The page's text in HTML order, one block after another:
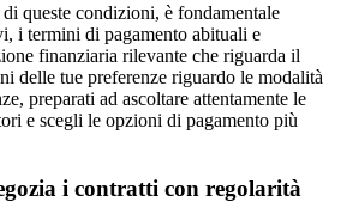
queste condizioni, è fondamentale
i termini di pagamento abituali e
finanziaria rilevante che riguarda il
delle tue preferenze riguardo le modalità
preparati ad ascoltare attentamente le
e scegli le opzioni di pagamento più
i contratti con regolarità